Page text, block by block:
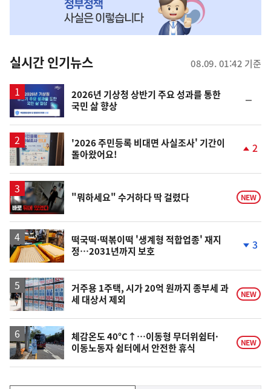
뉴
스
실시간 인기뉴스 08.09. 01:42 기준
2026년 기상청 상반기 주요 성과를 통한
국민 삶 향상
일
'2026 주민등록 비대면 사실조사' 기간이
돌아왔어요!
상
승
2
영
상
"뭐하세요" 수거하다 딱 걸렸다 NEW
떡국떡·떡볶이떡 '생계형 적합업종' 재지
정…2031년까지 보호
하
락
3
거주용 1주택, 시가 20억 원까지 종부세 과
세 대상서 제외
NEW
체감온도 40°C↑…이동형 무더위쉼터·
이동노동자 쉼터에서 안전한 휴식
NEW